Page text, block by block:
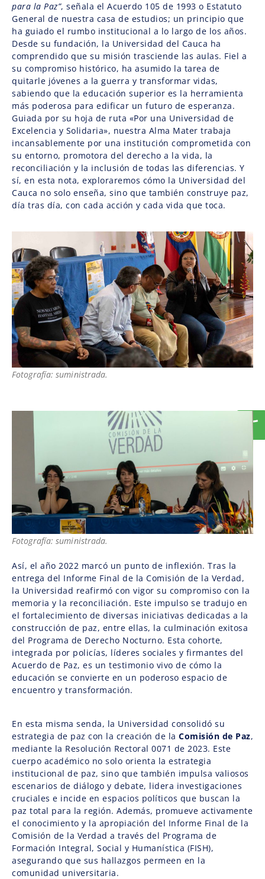
para la Paz”, señala el Acuerdo 105 de 1993 o Estatuto
General de nuestra casa de estudios; un principio que
ha guiado el rumbo institucional a lo largo de los años.
Desde su fundación, la Universidad del Cauca ha
comprendido que su misión trasciende las aulas. Fiel a
su compromiso histórico, ha asumido la tarea de
quitarle jóvenes a la guerra y transformar vidas,
sabiendo que la educación superior es la herramienta
más poderosa para edificar un futuro de esperanza.
Guiada por su hoja de ruta «Por una Universidad de
Excelencia y Solidaria», nuestra Alma Mater trabaja
incansablemente por una institución comprometida con
su entorno, promotora del derecho a la vida, la
reconciliación y la inclusión de todas las diferencias. Y
sí, en esta nota, exploraremos cómo la Universidad del
Cauca no solo enseña, sino que también construye paz,
día tras día, con cada acción y cada vida que toca.
Fotografía: suministrada.
Fotografía: suministrada.
Así, el año 2022 marcó un punto de inflexión. Tras la
entrega del Informe Final de la Comisión de la Verdad,
la Universidad reafirmó con vigor su compromiso con la
memoria y la reconciliación. Este impulso se tradujo en
el fortalecimiento de diversas iniciativas dedicadas a la
construcción de paz, entre ellas, la culminación exitosa
del Programa de Derecho Nocturno. Esta cohorte,
integrada por policías, líderes sociales y firmantes del
Acuerdo de Paz, es un testimonio vivo de cómo la
educación se convierte en un poderoso espacio de
encuentro y transformación.
En esta misma senda, la Universidad consolidó su
estrategia de paz con la creación de la Comisión de Paz,
mediante la Resolución Rectoral 0071 de 2023. Este
cuerpo académico no solo orienta la estrategia
institucional de paz, sino que también impulsa valiosos
escenarios de diálogo y debate, lidera investigaciones
cruciales e incide en espacios políticos que buscan la
paz total para la región. Además, promueve activamente
el conocimiento y la apropiación del Informe Final de la
Comisión de la Verdad a través del Programa de
Formación Integral, Social y Humanística (FISH),
asegurando que sus hallazgos permeen en la
comunidad universitaria.